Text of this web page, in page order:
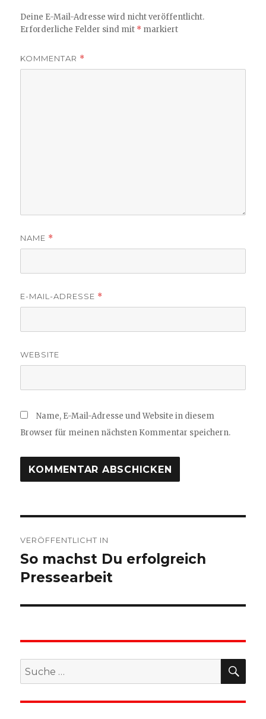
Deine E-Mail-Adresse wird nicht veröffentlicht.
Erforderliche Felder sind mit * markiert
KOMMENTAR *
NAME *
E-MAIL-ADRESSE *
WEBSITE
Name, E-Mail-Adresse und Website in diesem
Browser für meinen nächsten Kommentar speichern.
VERÖFFENTLICHT IN
So machst Du erfolgreich
Pressearbeit
Suche
nach: